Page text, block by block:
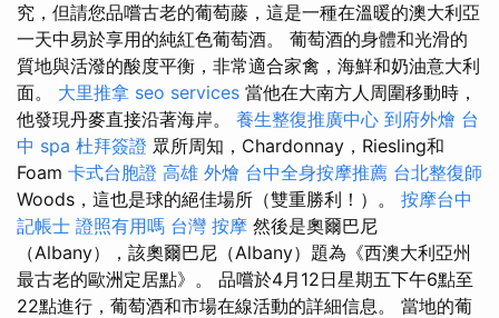
究，但請您品嚐古老的葡萄藤，這是一種在溫暖的澳大利亞
一天中易於享用的純紅色葡萄酒。 葡萄酒的身體和光滑的
質地與活潑的酸度平衡，非常適合家禽，海鮮和奶油意大利
面。 大里推拿 seo services 當他在大南方人周圍移動時，
他發現丹麥直接沿著海岸。 養生整復推廣中心 到府外燴 台
中 spa 杜拜簽證 眾所周知，Chardonnay，Riesling和
Foam 卡式台胞證 高雄 外燴 台中全身按摩推薦 台北整復師
Woods，這也是球的絕佳場所（雙重勝利！）。 按摩台中
記帳士 證照有用嗎 台灣 按摩 然後是奧爾巴尼
（Albany），該奧爾巴尼（Albany）題為《西澳大利亞州
最古老的歐洲定居點》。 品嚐於4月12日星期五下午6點至
22點進行，葡萄酒和市場在線活動的詳細信息。 當地的葡